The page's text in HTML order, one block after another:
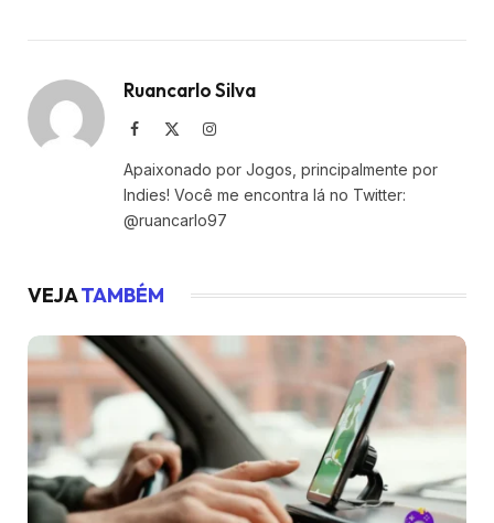
Ruancarlo Silva
Facebook Instagram
Apaixonado por Jogos, principalmente por
Indies! Você me encontra lá no Twitter:
@ruancarlo97
VEJATAMBÉM